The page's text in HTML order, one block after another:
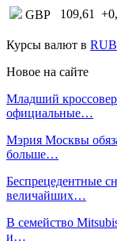
GBP
109,61
Курсы валют в RUB
Новое на сайте
Младший
официальные…
Мэрия Москвы
больше…
Беспрецедентные
величайших…
В семейство
и…